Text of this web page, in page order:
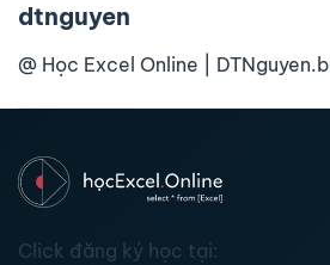
dtnguyen
@ Học Excel Online |
Click đăng ký học tại: